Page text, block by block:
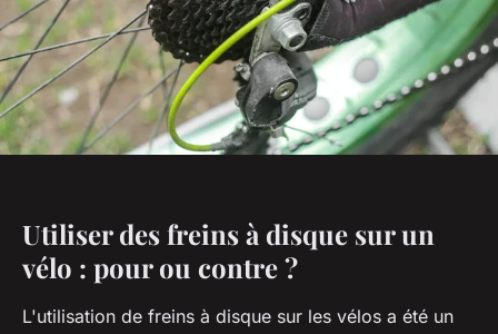
Utiliser des freins à disque sur un
vélo : pour ou contre ?
L'utilisation de freins à disque sur les vélos a été un